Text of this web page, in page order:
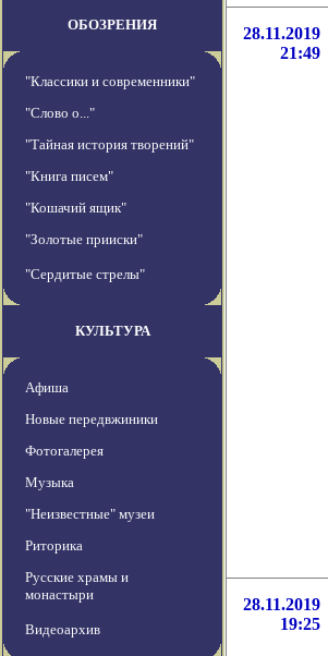
ОБОЗРЕНИЯ
"Классики и современники"
"Слово о..."
"Тайная история творений"
"Книга писем"
"Кошачий ящик"
"Золотые прииски"
"Сердитые стрелы"
КУЛЬТУРА
Афиша
Новые передвжиники
Фотогалерея
Музыка
"Неизвестные" музеи
Риторика
Русские храмы и
монастыри
Видеоархив
28.11.2019
21:49
28.11.2019
19:25